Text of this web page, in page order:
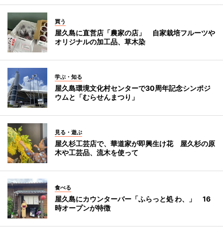
買う
屋久島に直営店「農家の店」 自家栽培フルーツや
オリジナルの加工品、草木染
学ぶ・知る
屋久島環境文化村センターで30周年記念シンポジ
ウムと「むらせんまつり」
見る・遊ぶ
屋久杉工芸店で、華道家が即興生け花 屋久杉の原
木や工芸品、流木を使って
食べる
屋久島にカウンターバー「ふらっと処 わ、」 16
時オープンが特徴